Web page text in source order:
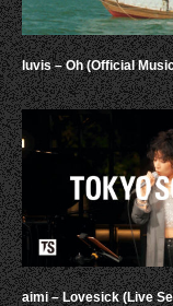
luvis – Oh (Official
aimi – Lovesick (Live